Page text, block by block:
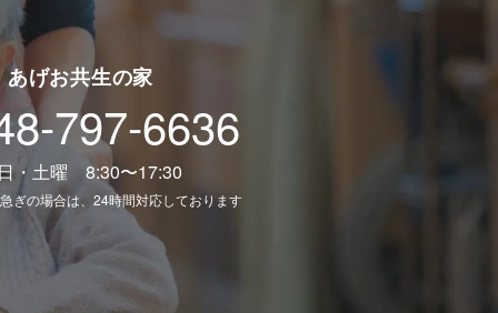
あげお共生の家
797-6636
・土曜 8:30〜17:30
ぎの場合は、24時間対応しております